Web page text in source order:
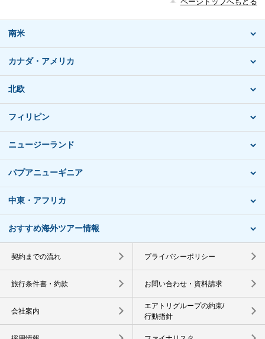
南米
カナダ・アメリカ
北欧
フィリピン
ニュージーランド
パプアニューギニア
中東・アフリカ
おすすめ海外ツアー情報
契約までの流れ プライバシーポリシー
旅行条件書・約款 お問い合わせ・資料請求
会社案内
エアトリグループの約束/
行動指針